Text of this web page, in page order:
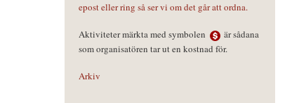
epost eller ring så ser vi om det går att ordna.
Aktiviteter märkta med symbolen
är sådana
som organisatören tar ut en kostnad för.
Arkiv